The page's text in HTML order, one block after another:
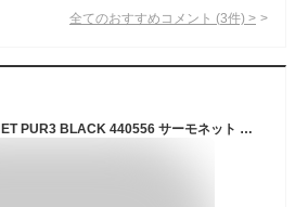
全てのおすすめコメント (3件) >
【BUFF】バフ THERMONET PUR3 BLACK 440556 サーモネット ネックウォーマー あったかい 温かい 暖か ネックウォーマー/スキー/スノボ/オシャレ/タウン/日焼け/ラン/サバゲー/アウトドア/トレッキング/登山/散歩/釣り/マスク【ネコポス対応】